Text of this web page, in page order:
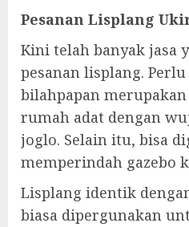
Pesanan Lisplang
Kini telah banyak jasa
pesanan lisplang.
bilahpapan
rumah adat dengan
joglo. Selain itu, bisa
memperindah gazebo
Lisplang identik
biasa dipergunakan